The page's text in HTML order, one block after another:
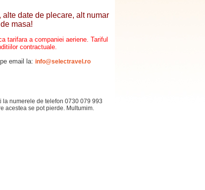
date de plecare, alt numar
masa!
tarifara a companiei aeriene. Tariful
contractuale.
email la: info@selectravel.ro
la numerele de telefon 0730 079 993
acestea se pot pierde. Multumim.